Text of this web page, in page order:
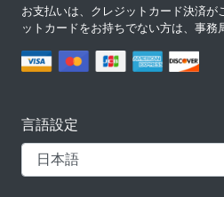
お支払いは、クレジットカード決済が
ットカードをお持ちでない方は、事務
言語設定